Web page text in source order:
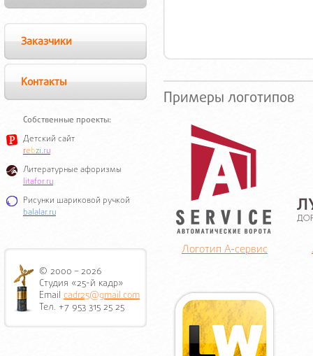
Заказчики
Контакты
Собственные проекты:
Детский сайт
rebzi.ru
Литературные афоризмы
litafor.ru
Рисунки шариковой ручкой
balalar.ru
© 2000 – 2026
Студия «25-й кадр»
Email cadr25@gmail.com
Тел. +7 953 315 25 25
Примеры логотипов
Логотип А-сервис